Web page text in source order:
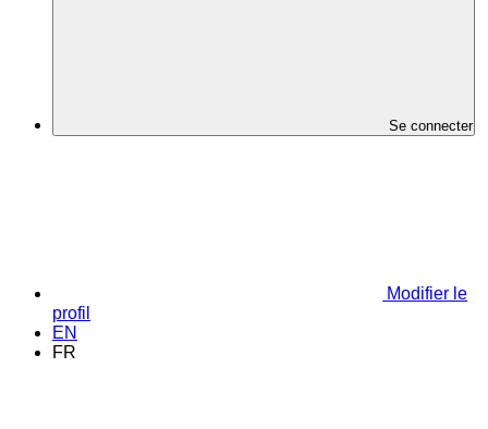
Se connecter
Modifier le
profil
EN
FR